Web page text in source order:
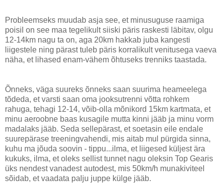
Probleemseks muudab asja see, et minusuguse raamiga
poisil on see maa tegelikult siiski päris raskesti läbitav, olgu
12-14km nagu ta on, aga 20km hakkab juba kangesti
liigestele ning pärast tuleb päris korralikult venitusega vaeva
näha, et lihased enam-vähem õhtuseks trenniks taastada.
Õnneks, väga suureks õnneks saan suurima heameelega
tõdeda, et varsti saan oma jooksutrenni võtta rohkem
rahuga, tehagi 12-14, võib-olla mõnikord 15km kartmata, et
minu aeroobne baas kusagile mutta kinni jääb ja minu vorm
madalaks jääb. Seda sellepärast, et soetasin eile endale
suurepärase treeningvahendi, mis aitab mul pürgida sinna,
kuhu ma jõuda soovin - tippu...ilma, et liigesed küljest ära
kukuks, ilma, et oleks sellist tunnet nagu oleksin Top Gearis
üks nendest vanadest autodest, mis 50km/h munakiviteel
sõidab, et vaadata palju juppe külge jääb.